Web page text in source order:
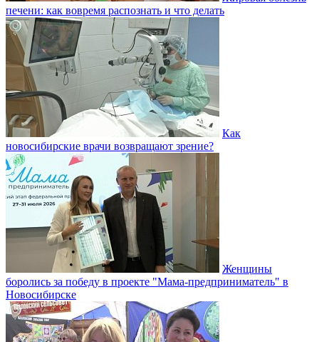
печени: как вовремя распознать и что делать
Как
новосибирские врачи возвращают зрение?
Женщины
боролись за победу в проекте "Мама-предприниматель" в
Новосибирске